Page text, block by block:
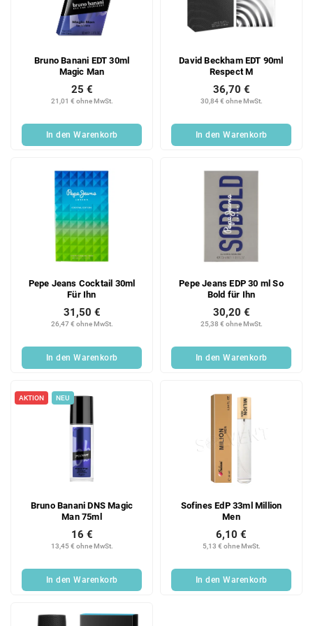
Bruno Banani EDT 30ml
Magic Man
21,01 € ohne MwSt.
25 €
In den Warenkorb
David Beckham EDT 90ml
Respect M
30,84 € ohne MwSt.
36,70 €
In den Warenkorb
Pepe Jeans Cocktail 30ml
Für Ihn
26,47 € ohne MwSt.
31,50 €
In den Warenkorb
Pepe Jeans EDP 30 ml So
Bold für Ihn
25,38 € ohne MwSt.
30,20 €
In den Warenkorb
AKTION NEU
Bruno Banani DNS Magic
Man 75ml
13,45 € ohne MwSt.
16 €
In den Warenkorb
Sofines EdP 33ml Million
Men
5,13 € ohne MwSt.
6,10 €
In den Warenkorb